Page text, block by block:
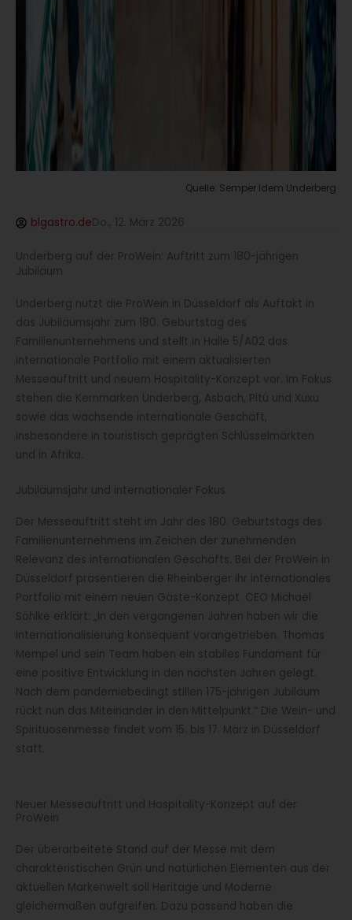
Quelle: Semper Idem Underberg
blgastro.deDo., 12. März 2026
Underberg auf der ProWein: Auftritt zum 180-jährigen
Jubiläum
Underberg nutzt die ProWein in Düsseldorf als Auftakt in
das Jubiläumsjahr zum 180. Geburtstag des
Familienunternehmens und stellt in Halle 5/A02 das
internationale Portfolio mit einem aktualisierten
Messeauftritt und neuem Hospitality-Konzept vor. Im Fokus
stehen die Kernmarken Underberg, Asbach, Pitú und Xuxu
sowie das wachsende internationale Geschäft,
insbesondere in touristisch geprägten Schlüsselmärkten
und in Afrika.
Jubiläumsjahr und internationaler Fokus
Der Messeauftritt steht im Jahr des 180. Geburtstags des
Familienunternehmens im Zeichen der zunehmenden
Relevanz des internationalen Geschäfts. Bei der ProWein in
Düsseldorf präsentieren die Rheinberger ihr internationales
Portfolio mit einem neuen Gäste-Konzept. CEO Michael
Söhlke erklärt: „In den vergangenen Jahren haben wir die
Internationalisierung konsequent vorangetrieben. Thomas
Mempel und sein Team haben ein stabiles Fundament für
eine positive Entwicklung in den nächsten Jahren gelegt.
Nach dem pandemiebedingt stillen 175-jährigen Jubiläum
rückt nun das Miteinander in den Mittelpunkt.“ Die Wein- und
Spirituosenmesse findet vom 15. bis 17. März in Düsseldorf
statt.
Neuer Messeauftritt und Hospitality-Konzept auf der
ProWein
Der überarbeitete Stand auf der Messe mit dem
charakteristischen Grün und natürlichen Elementen aus der
aktuellen Markenwelt soll Heritage und Moderne
gleichermaßen aufgreifen. Dazu passend haben die